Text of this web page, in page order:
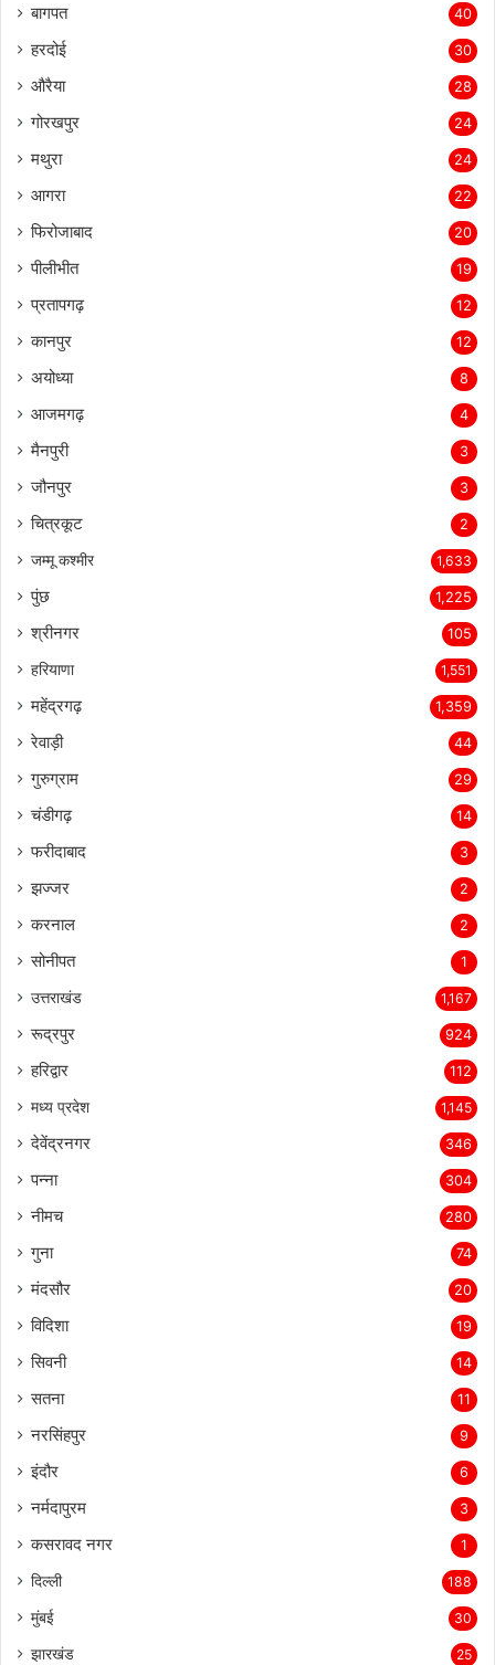
बागपत 40
हरदोई 30
औरैया 28
गोरखपुर 24
मथुरा 24
आगरा 22
फिरोजाबाद 20
पीलीभीत 19
प्रतापगढ़ 12
कानपुर 12
अयोध्या 8
आजमगढ़ 4
मैनपुरी 3
जौनपुर 3
चित्रकूट 2
जम्मू कश्मीर 1,633
पुंछ 1,225
श्रीनगर 105
हरियाणा 1,551
महेंद्रगढ़ 1,359
रेवाड़ी 44
गुरुग्राम 29
चंडीगढ़ 14
फरीदाबाद 3
झज्जर 2
करनाल 2
सोनीपत 1
उत्तराखंड 1,167
रूद्रपुर 924
हरिद्वार 112
मध्य प्रदेश 1,145
देवेंद्रनगर 346
पन्ना 304
नीमच 280
गुना 74
मंदसौर 20
विदिशा 19
सिवनी 14
सतना 11
नरसिंहपुर 9
इंदौर 6
नर्मदापुरम 3
कसरावद नगर 1
दिल्ली 188
मुंबई 30
झारखंड 25